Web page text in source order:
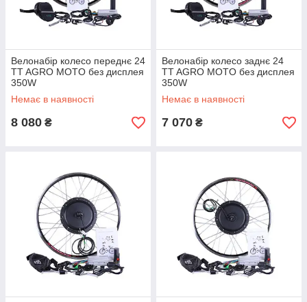
Велонабір колесо переднє 24
TT AGRO MOTO без дисплея
350W
Немає в наявності
8 080 ₴
Велонабір колесо заднє 24
TT AGRO MOTO без дисплея
350W
Немає в наявності
7 070 ₴